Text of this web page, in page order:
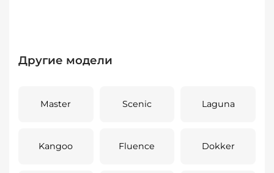
Другие модели
Master Scenic Laguna
Kangoo Fluence Dokker